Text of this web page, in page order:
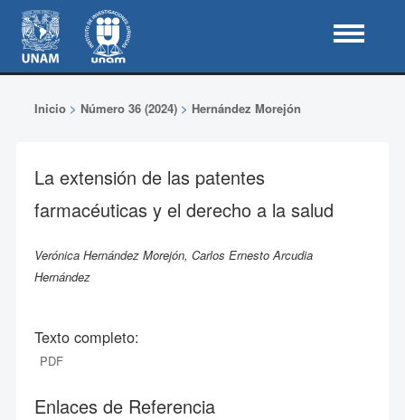
Inicio> Número 36 (2024)> Hernández Morejón
La extensión de las patentes
farmacéuticas y el derecho a la salud
Verónica Hernández Morejón, Carlos Ernesto Arcudia
Hernández
Texto completo:
PDF
Enlaces de Referencia